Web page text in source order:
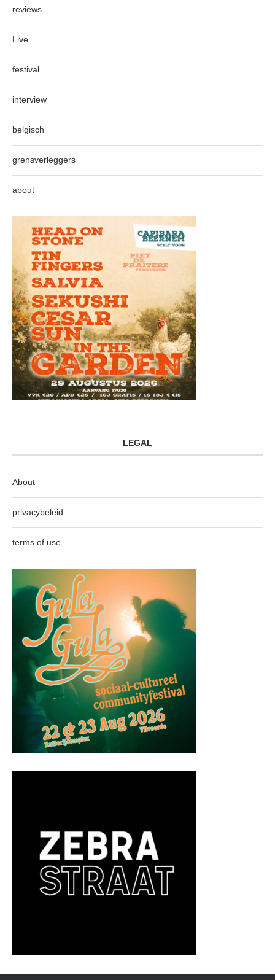
reviews
Live
festival
interview
belgisch
grensverleggers
about
LEGAL
About
privacybeleid
terms of use